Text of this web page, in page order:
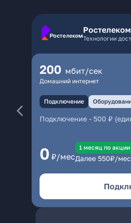
Ростелеком
Технологии
200 мбит/сек
Домашний интернет
Подключение
Подключение - 500 ₽
0 ₽/мес
1 месяц по акции
Далее 550₽/мес